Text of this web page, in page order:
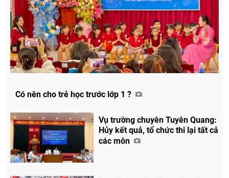
Có nên cho trẻ học trước lớp 1 ?
Vụ trường chuyên Tuyên Quang:
Hủy kết quả, tổ chức thi lại tất cả
các môn